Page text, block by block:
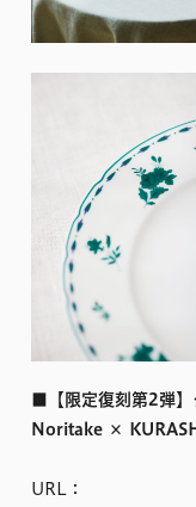
■【限定復刻第2弾】
Noritake ×
URL：